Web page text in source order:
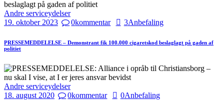
Andre serviceydelser
19. oktober 2023
0kommentar 3Anbefaling
PRESSEMEDDELELSE – Demonstrant fik 100.000 cigaretskod beslaglagt på gaden af
politiet
Andre serviceydelser
18. august 2020
0kommentar 0Anbefaling